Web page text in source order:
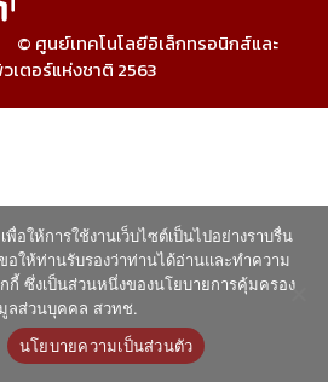
© ศูนย์เทคโนโลยีอิเล็กทรอนิกส์และ
เตอร์แห่งชาติ 2563
อให้การใช้งานเว็บไซต์เป็นไปอย่างราบรื่น
อให้ท่านรับรองว่าท่านได้อ่านและทำความ
กี้ ซึ่งเป็นส่วนหนึ่งของนโยบายการคุ้มครอง
ลส่วนบุคคล สวทช.
นโยบายความเป็นส่วนตัว